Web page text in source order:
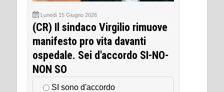
Lunedì 15 Giugno 2026
(CR) Il sindaco Virgilio rimuove
manifesto pro vita davanti
ospedale. Sei d'accordo SI-NO-
NON SO
SI sono d'accordo